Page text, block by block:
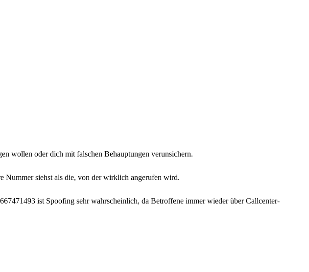
wollen oder dich mit falschen Behauptungen verunsichern.
Nummer siehst als die, von der wirklich angerufen wird.
ist Spoofing sehr wahrscheinlich, da Betroffene immer wieder über Callcenter-